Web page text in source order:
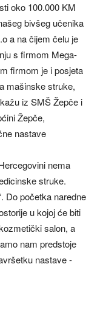
oko 100.000 KM
bivšeg učenika
a na čijem čelu je
s firmom Mega-
firmom je i posjeta
mašinske struke,
iz SMŠ Žepče i
Žepče,
nastave
nema
struke.
Do početka naredne
u kojoj će biti
salon, a
nam predstoje
nastave -